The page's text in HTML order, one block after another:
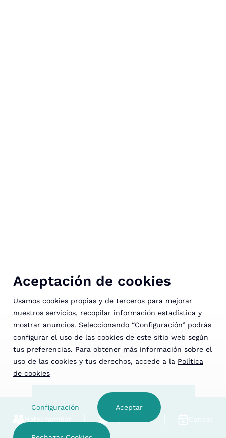
Las habitaciones de Hotel
Trainera
Ver disponibilidad
Mejor precio
Aceptación de cookies
Usamos cookies propias y de terceros para mejorar
nuestros servicios, recopilar información estadística y
mostrar anuncios. Seleccionando “Configuración” podrás
configurar el uso de las cookies de este sitio web según
tus preferencias. Para obtener más información sobre el
uso de las cookies y tus derechos, accede a la Política
de cookies
Configuración Aceptar